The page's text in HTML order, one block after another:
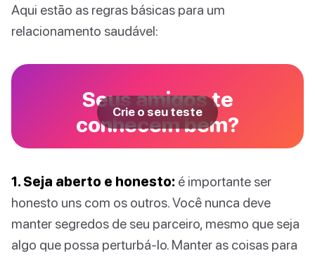
Aqui estão as regras básicas para um
relacionamento saudável:
Seus amigos te
conhecem bem?
Crie o seu teste
1. Seja aberto e honesto: é importante ser
honesto uns com os outros. Você nunca deve
manter segredos de seu parceiro, mesmo que seja
algo que possa perturbá-lo. Manter as coisas para